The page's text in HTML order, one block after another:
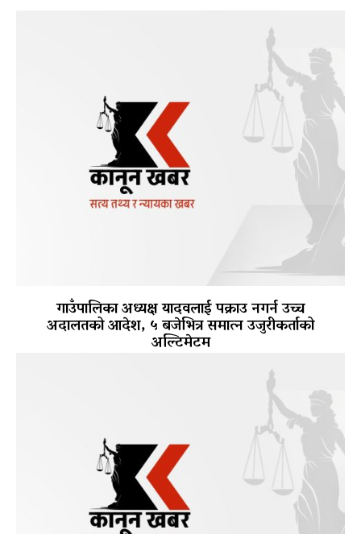
गाउँपालिका अध्यक्ष यादवलाई पक्राउ नगर्न उच्च
अदालतको आदेश, ५ बजेभित्र समात्न उजुरीकर्ताको
अल्टिमेटम